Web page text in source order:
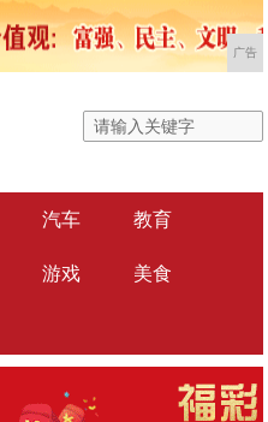
广告
汽车 教育
游戏 美食